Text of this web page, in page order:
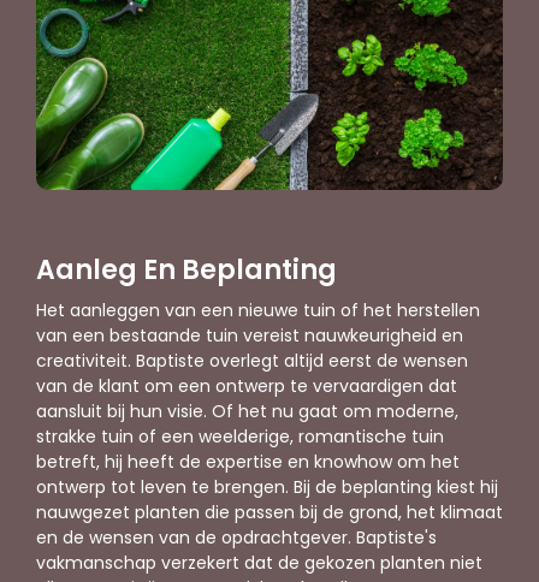
Aanleg En Beplanting
Het aanleggen van een nieuwe tuin of het herstellen
van een bestaande tuin vereist nauwkeurigheid en
creativiteit. Baptiste overlegt altijd eerst de wensen
van de klant om een ontwerp te vervaardigen dat
aansluit bij hun visie. Of het nu gaat om moderne,
strakke tuin of een weelderige, romantische tuin
betreft, hij heeft de expertise en knowhow om het
ontwerp tot leven te brengen. Bij de beplanting kiest hij
nauwgezet planten die passen bij de grond, het klimaat
en de wensen van de opdrachtgever. Baptiste's
vakmanschap verzekert dat de gekozen planten niet